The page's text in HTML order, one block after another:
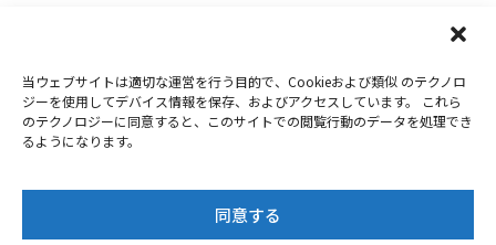
当ウェブサイトは適切な運営を行う目的で、Cookieおよび類似 のテクノロ
ジーを使用してデバイス情報を保存、およびアクセスしています。 これら
のテクノロジーに同意すると、このサイトでの閲覧行動のデータを処理でき
るようになります。
同意する
Copyright 2019-2026Nextorage
プライバシーポリシー
ウェブサイト利用条件